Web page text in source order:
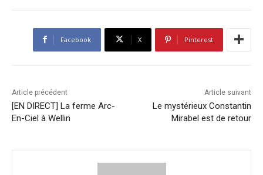
Facebook X Pinterest
Article précédent
[EN DIRECT] La ferme Arc-
En-Ciel à Wellin
Article suivant
Le mystérieux Constantin
Mirabel est de retour